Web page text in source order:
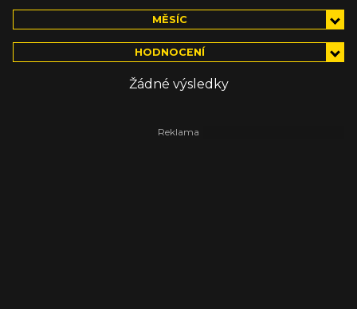
MĚSÍC
HODNOCENÍ
Žádné výsledky